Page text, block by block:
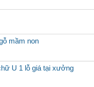
mầm non
U 1 lỗ giá tại xưởng